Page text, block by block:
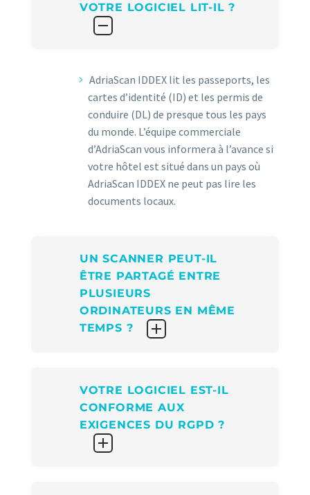
VOTRE LOGICIEL LIT-IL ?
AdriaScan IDDEX lit les passeports, les
cartes d’identité (ID) et les permis de
conduire (DL) de presque tous les pays
du monde. L’équipe commerciale
d’AdriaScan vous informera à l’avance si
votre hôtel est situé dans un pays où
AdriaScan IDDEX ne peut pas lire les
documents locaux.
UN SCANNER PEUT-IL
ÊTRE PARTAGÉ ENTRE
PLUSIEURS
ORDINATEURS EN MÊME
TEMPS ?
VOTRE LOGICIEL EST-IL
CONFORME AUX
EXIGENCES DU RGPD ?